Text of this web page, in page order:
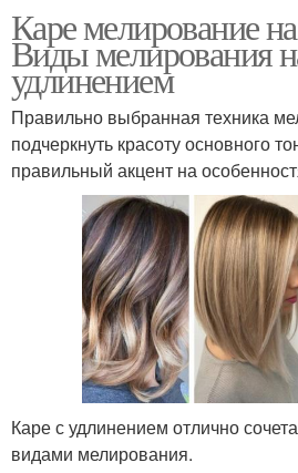
Каре мелирование
Виды мелирования
удлинением
Правильно выбранная техника
подчеркнуть красоту основного
правильный акцент на
Каре с удлинением отлично
видами мелирования.